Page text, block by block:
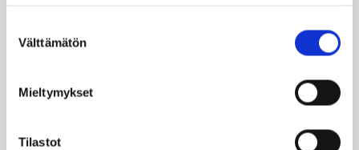
valinta
Välttämätön
Mieltymykset
Tilastot